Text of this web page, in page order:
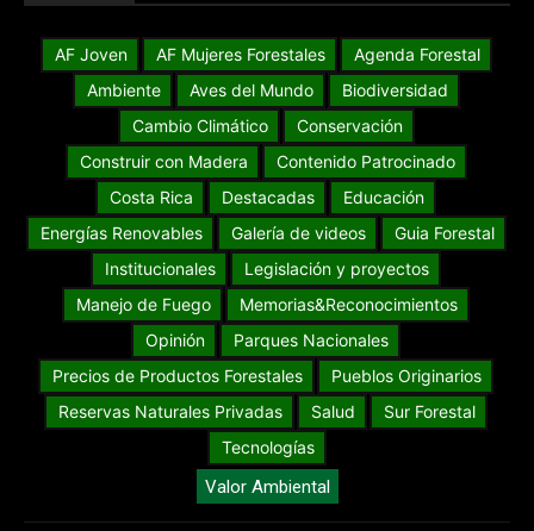
AF Joven AF Mujeres Forestales
Agenda Forestal
Ambiente
Aves del Mundo
Biodiversidad
Cambio Climático
Conservación
Construir con Madera
Contenido Patrocinado
Costa Rica
Destacadas
Educación
Energías Renovables
Galería de videos
Guia Forestal
Institucionales
Legislación y proyectos
Manejo de Fuego
Memorias&Reconocimientos
Opinión
Parques Nacionales
Precios de Productos Forestales
Pueblos Originarios
Reservas Naturales Privadas
Salud
Sur Forestal
Tecnologías
Valor Ambiental